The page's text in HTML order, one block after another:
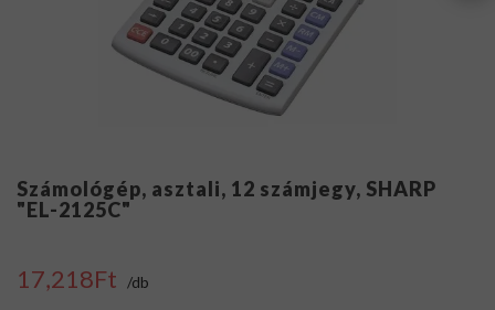
Számológép, asztali, 12 számjegy, SHARP
"EL-2125C"
17,218Ft /db